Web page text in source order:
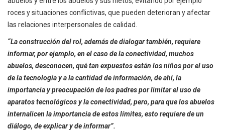
roces y situaciones conflictivas, que pueden deterioran y afectar
las relaciones interpersonales de calidad.
“La construcción del rol, además de dialogar también, requiere
informar, por ejemplo, en el caso de la conectividad, muchos
abuelos, desconocen, qué tan expuestos están los niños por el uso
de la tecnología y a la cantidad de información, de ahí, la
importancia y preocupación de los padres por limitar el uso de
aparatos tecnológicos y la conectividad, pero, para que los abuelos
internalicen la importancia de estos límites, esto requiere de un
diálogo, de explicar y de informar”.